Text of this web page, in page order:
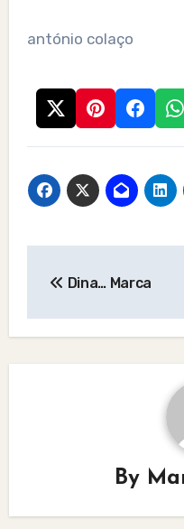
antónio colaço
Dina… Marca
By